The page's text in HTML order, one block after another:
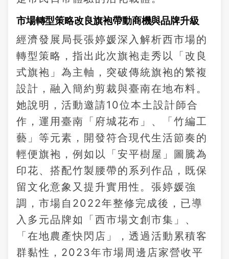
市場轉型策略改良旗袍帶動商機與品牌升級
經濟發展局長張婷媛深入解析西市場的
轉型策略，指出此次旗袍走秀以「改良
式旗袍」為主軸，突破傳統旗袍的繁複
設計，融入簡約剪裁與臺南在地布料。
她說明，活動邀請10位本土設計師合
作，運用臺南「府城花布」、「竹編工
藝」等元素，開發符合現代生活節奏的
輕便旗袍，例如以「安平樹屋」圖騰為
印花、搭配竹製腰帶的系列作品，既保
留文化意象又提升實用性。張婷媛強
調，市場自2022年整修完成後，已導
入多元品牌如「西市場文創市集」、
「在地農產快閃店」，透過活動累積客
群黏性，2023年市場周邊店家營收平